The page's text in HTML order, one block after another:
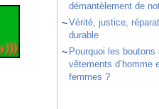
démantèlement de
~Vérité, justice,
durable
~ Pourquoi les
vêtements d’homme
femmes ?